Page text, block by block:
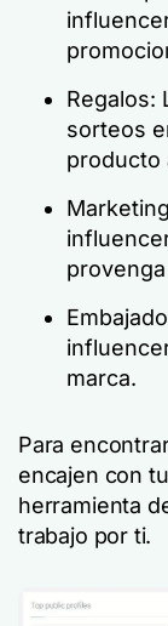
Regalos:
sorteos
producto
marca.
Para
encajen con
herramienta
trabajo por ti.